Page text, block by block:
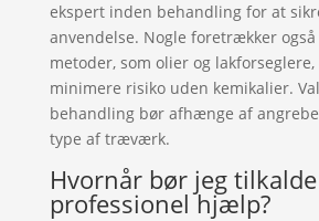
ekspert inden behandling for at
anvendelse. Nogle foretrækker
metoder, som olier og
minimere risiko uden kemikalier.
behandling bør afhænge af
type af træværk.
Hvornår bør jeg tilkalde
professionel hjælp?